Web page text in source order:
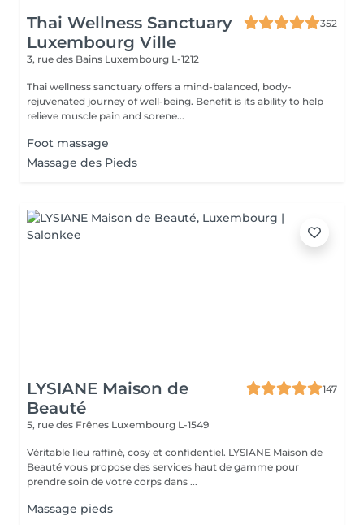
Thai Wellness Sanctuary
Luxembourg Ville
352
3, rue des Bains Luxembourg L-1212
Thai wellness sanctuary offers a mind-balanced, body-
rejuvenated journey of well-being. Benefit is its ability to help
relieve muscle pain and sorene...
Foot massage
Massage des Pieds
LYSIANE Maison de
Beauté
147
5, rue des Frênes Luxembourg L-1549
Véritable lieu raffiné, cosy et confidentiel. LYSIANE Maison de
Beauté vous propose des services haut de gamme pour
prendre soin de votre corps dans ...
Massage pieds